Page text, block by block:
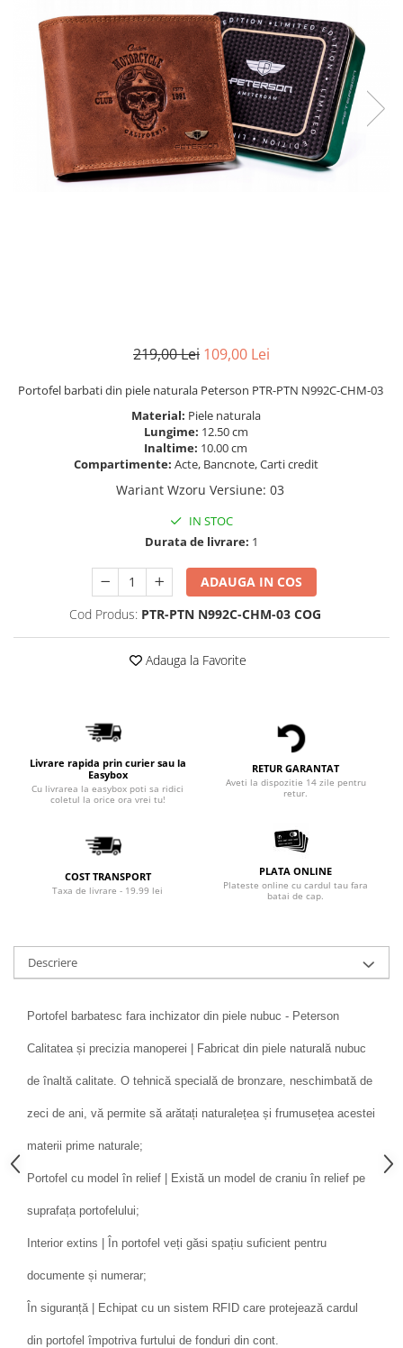
219,00 Lei 109,00 Lei
Portofel barbati din piele naturala Peterson PTR-PTN N992C-CHM-03
Material: Piele naturala
Lungime: 12.50 cm
Inaltime: 10.00 cm
Compartimente: Acte, Bancnote, Carti credit
Wariant Wzoru Versiune: 03
IN STOC
Durata de livrare: 1
ADAUGA IN COS
Cod Produs: PTR-PTN N992C-CHM-03 COG
Adauga la Favorite
Livrare rapida prin curier sau la
Easybox
Cu livrarea la easybox poti sa ridici
coletul la orice ora vrei tu!
RETUR GARANTAT
Aveti la dispozitie 14 zile pentru
retur.
COST TRANSPORT
Taxa de livrare - 19.99 lei
PLATA ONLINE
Plateste online cu cardul tau fara
batai de cap.
Descriere
Portofel barbatesc fara inchizator din piele nubuc - Peterson
Calitatea și precizia manoperei | Fabricat din piele naturală nubuc
de înaltă calitate. O tehnică specială de bronzare, neschimbată de
zeci de ani, vă permite să arătați naturalețea și frumusețea acestei
materii prime naturale;
Portofel cu model în relief | Există un model de craniu în relief pe
suprafața portofelului;
Interior extins | În portofel veți găsi spațiu suficient pentru
documente și numerar;
În siguranță | Echipat cu un sistem RFID care protejează cardul
din portofel împotriva furtului de fonduri din cont.